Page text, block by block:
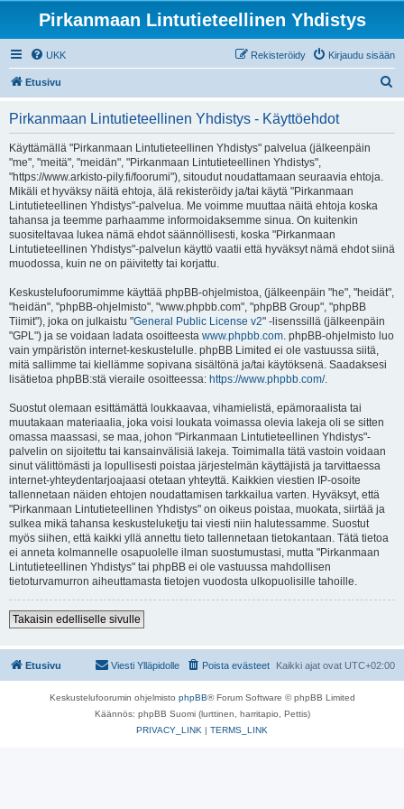
Pirkanmaan Lintutieteellinen Yhdistys
UKK Kirjaudu sisään
Rekisteröidy
Etusivu
Pirkanmaan Lintutieteellinen Yhdistys - Käyttöehdot
Käyttämällä "Pirkanmaan Lintutieteellinen Yhdistys" palvelua (jälkeenpäin
"me", "meitä", "meidän", "Pirkanmaan Lintutieteellinen Yhdistys",
"https://www.arkisto-pily.fi/foorumi"), sitoudut noudattamaan seuraavia ehtoja.
Mikäli et hyväksy näitä ehtoja, älä rekisteröidy ja/tai käytä "Pirkanmaan
Lintutieteellinen Yhdistys"-palvelua. Me voimme muuttaa näitä ehtoja koska
tahansa ja teemme parhaamme informoidaksemme sinua. On kuitenkin
suositeltavaa lukea nämä ehdot säännöllisesti, koska "Pirkanmaan
Lintutieteellinen Yhdistys"-palvelun käyttö vaatii että hyväksyt nämä ehdot siinä
muodossa, kuin ne on päivitetty tai korjattu.
Keskustelufoorumimme käyttää phpBB-ohjelmistoa, (jälkeenpäin "he", "heidät",
"heidän", "phpBB-ohjelmisto", "www.phpbb.com", "phpBB Group", "phpBB
Tiimit"), joka on julkaistu "General Public License v2" -lisenssillä (jälkeenpäin
"GPL") ja se voidaan ladata osoitteesta www.phpbb.com. phpBB-ohjelmisto luo
vain ympäristön internet-keskustelulle. phpBB Limited ei ole vastuussa siitä,
mitä sallimme tai kiellämme sopivana sisältönä ja/tai käytöksenä. Saadaksesi
lisätietoa phpBB:stä vieraile osoitteessa: https://www.phpbb.com/.
Suostut olemaan esittämättä loukkaavaa, vihamielistä, epämoraalista tai
muutakaan materiaalia, joka voisi loukata voimassa olevia lakeja oli se sitten
omassa maassasi, se maa, johon "Pirkanmaan Lintutieteellinen Yhdistys"-
palvelin on sijoitettu tai kansainvälisiä lakeja. Toimimalla tätä vastoin voidaan
sinut välittömästi ja lopullisesti poistaa järjestelmän käyttäjistä ja tarvittaessa
internet-yhteydentarjoajaasi otetaan yhteyttä. Kaikkien viestien IP-osoite
tallennetaan näiden ehtojen noudattamisen tarkkailua varten. Hyväksyt, että
"Pirkanmaan Lintutieteellinen Yhdistys" on oikeus poistaa, muokata, siirtää ja
sulkea mikä tahansa keskusteluketju tai viesti niin halutessamme. Suostut
myös siihen, että kaikki yllä annettu tieto tallennetaan tietokantaan. Tätä tietoa
ei anneta kolmannelle osapuolelle ilman suostumustasi, mutta "Pirkanmaan
Lintutieteellinen Yhdistys" tai phpBB ei ole vastuussa mahdollisen
tietoturvamurron aiheuttamasta tietojen vuodosta ulkopuolisille tahoille.
Takaisin edelliselle sivulle
Etusivu Kaikki ajat ovat UTC+02:00
Poista evästeet
Viesti Ylläpidolle
Keskustelufoorumin ohjelmisto phpBB® Forum Software © phpBB Limited
Käännös: phpBB Suomi (lurttinen, harritapio, Pettis)
PRIVACY_LINK | TERMS_LINK